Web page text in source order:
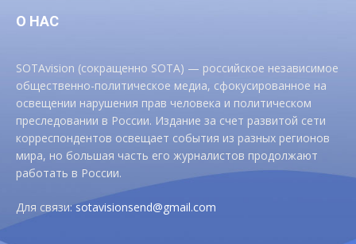
О НАС
SOTAvision (сокращенно SOTA) — российское независимое
общественно-политическое медиа, сфокусированное на
освещении нарушения прав человека и политическом
преследовании в России. Издание за счет развитой сети
корреспондентов освещает события из разных регионов
мира, но большая часть его журналистов продолжают
работать в России.
Для связи:sotavisionsend@gmail.com